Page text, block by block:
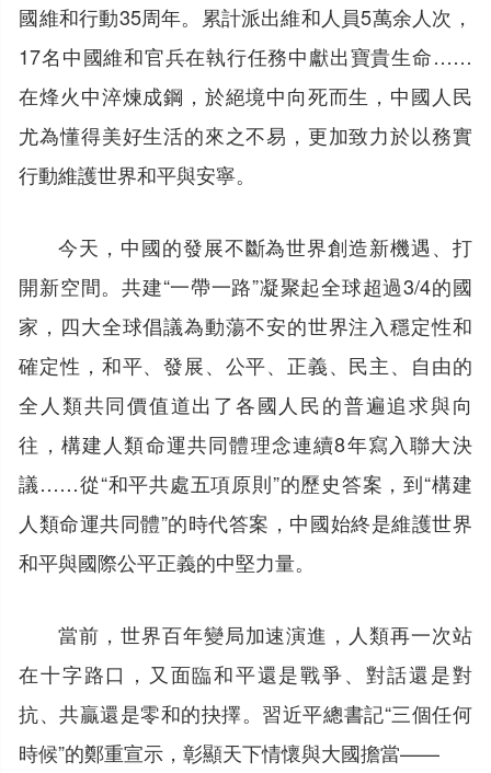
國維和行動35周年。累計派出維和人員5萬余人次，
17名中國維和官兵在執行任務中獻出寶貴生命……
在烽火中淬煉成鋼，於絕境中向死而生，中國人民
尤為懂得美好生活的來之不易，更加致力於以務實
行動維護世界和平與安寧。
今天，中國的發展不斷為世界創造新機遇、打
開新空間。共建“一帶一路”凝聚起全球超過3/4的國
家，四大全球倡議為動蕩不安的世界注入穩定性和
確定性，和平、發展、公平、正義、民主、自由的
全人類共同價值道出了各國人民的普遍追求與向
往，構建人類命運共同體理念連續8年寫入聯大決
議……從“和平共處五項原則”的歷史答案，到“構建
人類命運共同體”的時代答案，中國始終是維護世界
和平與國際公平正義的中堅力量。
當前，世界百年變局加速演進，人類再一次站
在十字路口，又面臨和平還是戰爭、對話還是對
抗、共贏還是零和的抉擇。習近平總書記“三個任何
時候”的鄭重宣示，彰顯天下情懷與大國擔當——